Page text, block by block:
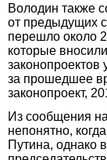
Володин также
от предыдущих
перешло около
которые
за прошедшее
законопроект,
Из сообщения
непонятно,
Путина, однако